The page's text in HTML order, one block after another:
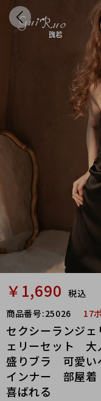
￥1,690 税込
商品番号:25026 17
セクシーランジ
ェリーセット
盛りブラ 可愛
インナー 部屋
喜ばれる